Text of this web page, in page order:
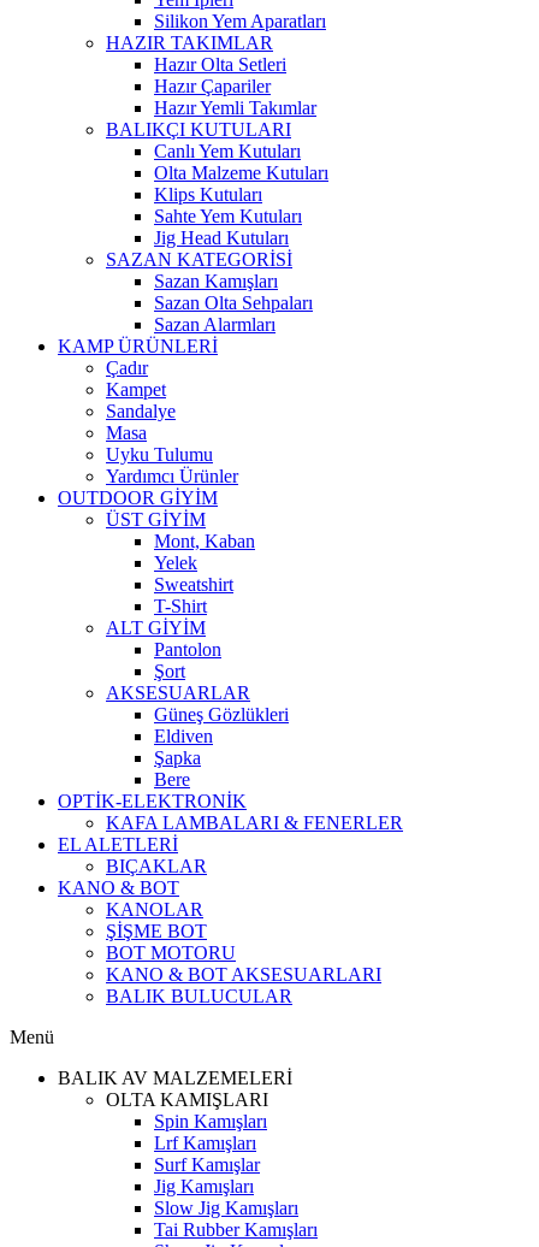
Silikon Yem Aparatları
HAZIR TAKIMLAR
Hazır Olta Setleri
Hazır Çapariler
Hazır Yemli Takımlar
BALIKÇI KUTULARI
Canlı Yem Kutuları
Olta Malzeme Kutuları
Klips Kutuları
Sahte Yem Kutuları
Jig Head Kutuları
SAZAN KATEGORİSİ
Sazan Kamışları
Sazan Olta Sehpaları
Sazan Alarmları
KAMP ÜRÜNLERİ
Çadır
Kampet
Sandalye
Masa
Uyku Tulumu
Yardımcı Ürünler
OUTDOOR GİYİM
ÜST GİYİM
Mont, Kaban
Yelek
Sweatshirt
T-Shirt
ALT GİYİM
Pantolon
Şort
AKSESUARLAR
Güneş Gözlükleri
Eldiven
Şapka
Bere
OPTİK-ELEKTRONİK
KAFA LAMBALARI & FENERLER
EL ALETLERİ
BIÇAKLAR
KANO & BOT
KANOLAR
ŞİŞME BOT
BOT MOTORU
KANO & BOT AKSESUARLARI
BALIK BULUCULAR
Menü
BALIK AV MALZEMELERİ
OLTA KAMIŞLARI
Spin Kamışları
Lrf Kamışları
Surf Kamışlar
Jig Kamışları
Slow Jig Kamışları
Tai Rubber Kamışları